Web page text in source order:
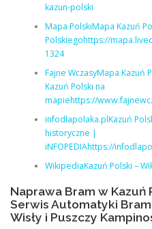
kazun-polski
Mapa PolskiMapa Kazuń
Polskiegohttps://
1324
Fajne WczasyMapa Kazuń
Kazuń Polski na
mapiehttps://
infodlapolaka.plKazuń
historyczne |
iNFOPEDIAhttps://
WikipediaKazuń Polski –
Naprawa Bram w Kazuń
Serwis Automatyki
Wisły i Puszczy